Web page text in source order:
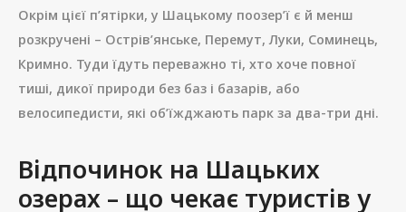
Окрім цієї п’ятірки, у Шацькому поозер’ї є й менш
розкручені – Острів’янське, Перемут, Луки, Соминець,
Кримно. Туди їдуть переважно ті, хто хоче повної
тиші, дикої природи без баз і базарів, або
велосипедисти, які об’їжджають парк за два-три дні.
Відпочинок на Шацьких
озерах – що чекає туристів у